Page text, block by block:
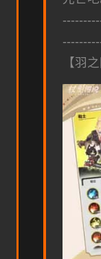
【羽